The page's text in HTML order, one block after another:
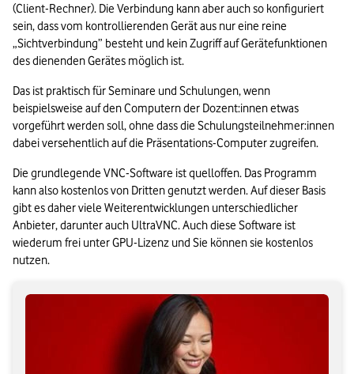
(Client-Rechner). Die Verbindung kann aber auch so konfiguriert
sein, dass vom kontrollierenden Gerät aus nur eine reine
„Sichtverbindung” besteht und kein Zugriff auf Gerätefunktionen
des dienenden Gerätes möglich ist.
Das ist praktisch für Seminare und Schulungen, wenn
beispielsweise auf den Computern der Dozent:innen etwas
vorgeführt werden soll, ohne dass die Schulungsteilnehmer:innen
dabei versehentlich auf die Präsentations-Computer zugreifen.
Die grundlegende VNC-Software ist quelloffen. Das Programm
kann also kostenlos von Dritten genutzt werden. Auf dieser Basis
gibt es daher viele Weiterentwicklungen unterschiedlicher
Anbieter, darunter auch UltraVNC. Auch diese Software ist
wiederum frei unter GPU-Lizenz und Sie können sie kostenlos
nutzen.